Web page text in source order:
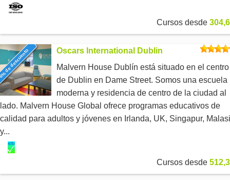
Cursos desde
descuento
Oscars International Dublin
Malvern House Dublín está situado en el centro
de Dublin en Dame Street. Somos una escuela
moderna y residencia de centro de la ciudad al
lado. Malvern House Global ofrece programas educativos de
calidad para adultos y jóvenes en Irlanda, UK, Singapur,
y...
Cursos desde